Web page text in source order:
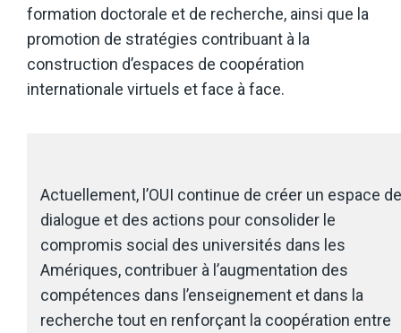
formation doctorale et de recherche, ainsi que la
promotion de stratégies contribuant à la
construction d’espaces de coopération
internationale virtuels et face à face.
Actuellement, l’OUI continue de créer un espace de
dialogue et des actions pour consolider le
compromis social des universités dans les
Amériques, contribuer à l’augmentation des
compétences dans l’enseignement et dans la
recherche tout en renforçant la coopération entre